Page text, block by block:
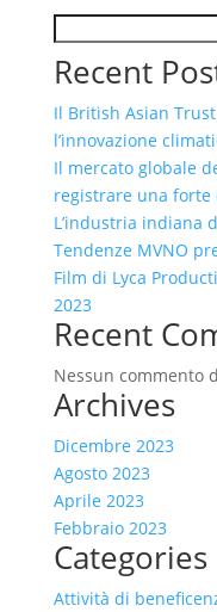
Recent
Il British Asian
l’innovazione
Il mercato globale
registrare una forte
L’industria indiana
Tendenze MVNO
Film di Lyca
2023
Recent
Nessun commento
Archives
Dicembre 2023
Agosto 2023
Aprile 2023
Febbraio 2023
Categories
Attività di